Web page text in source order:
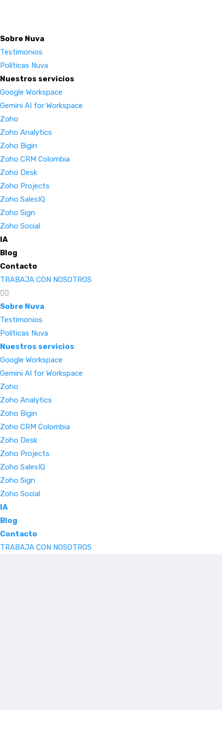
Sobre Nuva
Testimonios
Políticas Nuva
Nuestros servicios
Google Workspace
Gemini AI for Workspace
Zoho
Zoho Analytics
Zoho Bigin
Zoho CRM Colombia
Zoho Desk
Zoho Projects
Zoho SalesIQ
Zoho Sign
Zoho Social
IA
Blog
Contacto
TRABAJA CON NOSOTROS
Sobre Nuva
Testimonios
Políticas Nuva
Nuestros servicios
Google Workspace
Gemini AI for Workspace
Zoho
Zoho Analytics
Zoho Bigin
Zoho CRM Colombia
Zoho Desk
Zoho Projects
Zoho SalesIQ
Zoho Sign
Zoho Social
IA
Blog
Contacto
TRABAJA CON NOSOTROS